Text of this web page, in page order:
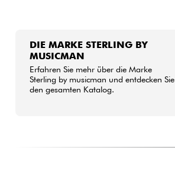
DIE MARKE STERLING BY
MUSICMAN
Erfahren Sie mehr über die Marke
Sterling by musicman und entdecken Sie
den gesamten Katalog.